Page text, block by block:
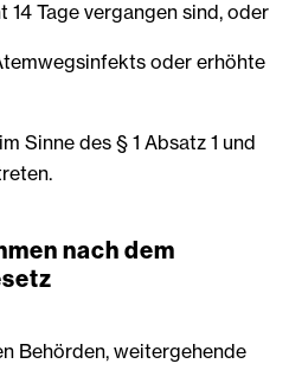
Tage vergangen sind, oder
oder erhöhte
Sinne des § 1 Absatz 1 und
nach dem
Behörden, weitergehende